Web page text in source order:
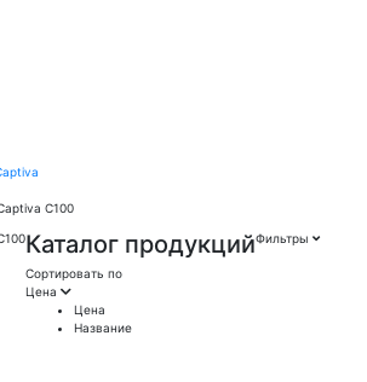
C100
Каталог продукций
Сортировать по
Цена
Цена
Название
Фильтры